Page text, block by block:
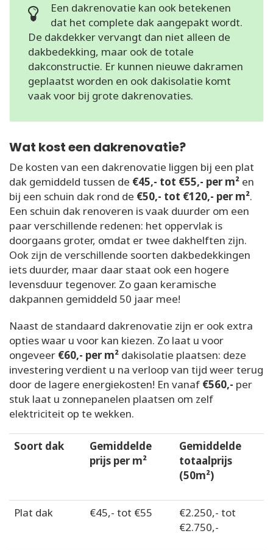
Een dakrenovatie kan ook betekenen
dat het complete dak aangepakt wordt.
De dakdekker vervangt dan niet alleen de
dakbedekking, maar ook de totale
dakconstructie. Er kunnen nieuwe dakramen
geplaatst worden en ook dakisolatie komt
vaak voor bij grote dakrenovaties.
Wat kost een dakrenovatie?
De kosten van een dakrenovatie liggen bij een plat
dak gemiddeld tussen de €45,- tot €55,- per m² en
bij een schuin dak rond de €50,- tot €120,- per m².
Een schuin dak renoveren is vaak duurder om een
paar verschillende redenen: het oppervlak is
doorgaans groter, omdat er twee dakhelften zijn.
Ook zijn de verschillende soorten dakbedekkingen
iets duurder, maar daar staat ook een hogere
levensduur tegenover. Zo gaan keramische
dakpannen gemiddeld 50 jaar mee!
Naast de standaard dakrenovatie zijn er ook extra
opties waar u voor kan kiezen. Zo laat u voor
ongeveer €60,- per m² dakisolatie plaatsen: deze
investering verdient u na verloop van tijd weer terug
door de lagere energiekosten! En vanaf €560,- per
stuk laat u zonnepanelen plaatsen om zelf
elektriciteit op te wekken.
Soort dak
Gemiddelde
prijs per m²
Gemiddelde
totaalprijs
(50m²)
Plat dak €45,- tot €55
€2.250,- tot
€2.750,-